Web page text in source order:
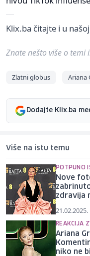
Klix.ba čitajte i u
Znate nešto više o temi
Zlatni globus Ariana
Dodajte Klix.ba
Više na istu temu
POTPUNO
Nove
zdravija
REAKCIJA
Ariana
niko ne